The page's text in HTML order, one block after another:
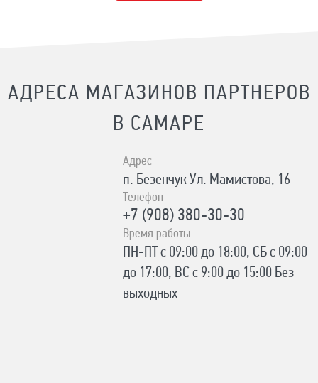
АДРЕСА МАГАЗИНОВ ПАРТНЕРОВ
В САМАРЕ
Адрес
п. Безенчук Ул. Мамистова, 16
Телефон
+7 (908) 380-30-30
Время работы
ПН-ПТ с 09:00 до 18:00, СБ с 09:00
до 17:00, ВС с 9:00 до 15:00 Без
выходных